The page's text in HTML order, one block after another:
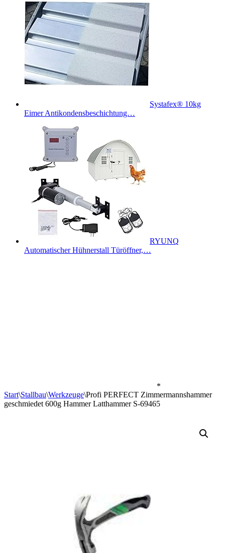
Systafex® 10kg
Eimer Antikondensbeschichtung…
RYUNQ
Automatischer Hühnerstall Türöffner,…
*
Start\Stallbau\Werkzeuge\Profi PERFECT Zimmermannshammer
geschmiedet 600g Hammer Latthammer S-69465